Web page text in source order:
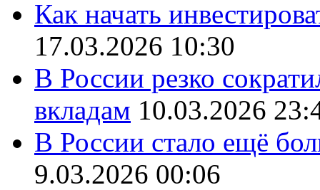
Как начать
17.03.2026 10:30
В России резко
вкладам 10.03.2026
В России стало ещё
9.03.2026 00:06